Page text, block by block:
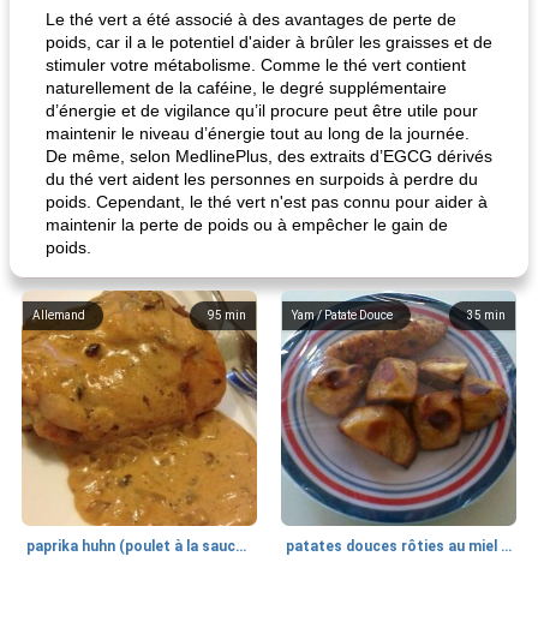
Le thé vert a été associé à des avantages de perte de
poids, car il a le potentiel d'aider à brûler les graisses et de
stimuler votre métabolisme. Comme le thé vert contient
naturellement de la caféine, le degré supplémentaire
d’énergie et de vigilance qu’il procure peut être utile pour
maintenir le niveau d’énergie tout au long de la journée.
De même, selon MedlinePlus, des extraits d’EGCG dérivés
du thé vert aident les personnes en surpoids à perdre du
poids. Cependant, le thé vert n'est pas connu pour aider à
maintenir la perte de poids ou à empêcher le gain de
poids.
95 min
Allemand
paprika huhn (poulet à la sauce paprika).
35 min
Yam / Patate Douce
patates douces rôties au miel / kumara